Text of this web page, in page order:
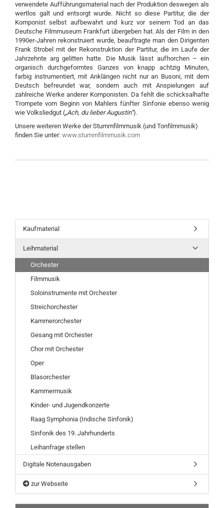
verwendete Aufführungsmaterial nach der Produktion deswegen als
wertlos galt und entsorgt wurde. Nicht so diese Partitur, die der
Komponist selbst aufbewahrt und kurz vor seinem Tod an das
Deutsche Filmmuseum Frankfurt übergeben hat. Als der Film in den
1990er-Jahren rekonstruiert wurde, beauftragte man den Dirigenten
Frank Strobel mit der Rekonstruktion der Partitur, die im Laufe der
Jahrzehnte arg gelitten hatte. Die Musik lässt aufhorchen – ein
organisch durchgeformtes Ganzes von knapp achtzig Minuten,
farbig instrumentiert, mit Anklängen nicht nur an Busoni, mit dem
Deutsch befreundet war, sondern auch mit Anspielungen auf
zahlreiche Werke anderer Komponisten. Da fehlt die schicksalhafte
Trompete vom Beginn von Mahlers fünfter Sinfonie ebenso wenig
wie Volksliedgut („Ach, du lieber Augustin“).
Unsere weiteren Werke der Stummfilmmusik (und Tonfilmmusik)
finden Sie unter: www.stummfilmmusik.com
Kaufmaterial
Leihmaterial
Orchester
Filmmusik
Soloinstrumente mit Orchester
Streichorchester
Kammerorchester
Gesang mit Orchester
Chor mit Orchester
Oper
Blasorchester
Kammermusik
Kinder- und Jugendkonzerte
Raag Symphonia (Indische Sinfonik)
Sinfonik des 19. Jahrhunderts
Leihanfrage stellen
Digitale Notenausgaben
zur Webseite